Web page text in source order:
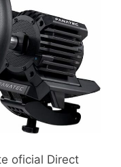
oficial Direct